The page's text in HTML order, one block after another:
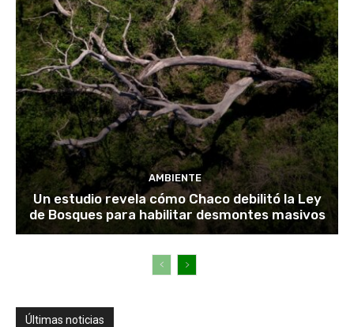
AMBIENTE
Un estudio revela cómo Chaco debilitó la Ley
de Bosques para habilitar desmontes masivos
Últimas noticias